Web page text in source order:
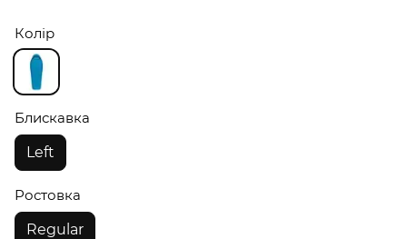
Колір
Блискавка
Left
Ростовка
Regular